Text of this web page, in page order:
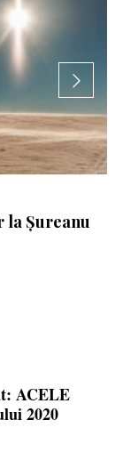
la Șureanu
ACELE
2020